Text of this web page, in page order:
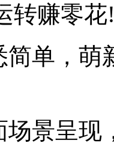
转赚零花
简单，
场景呈